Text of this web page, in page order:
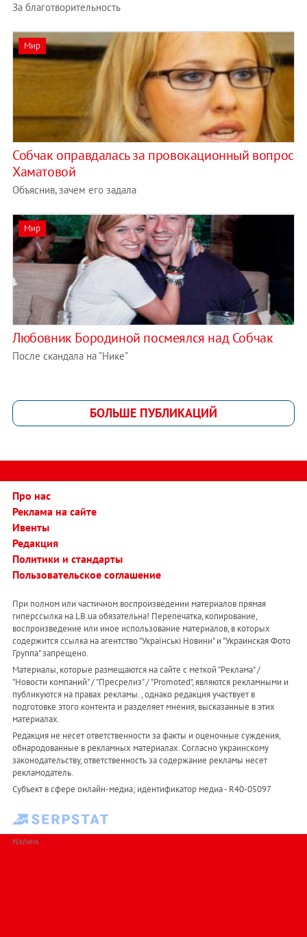
За благотворительность
Мир
Собчак оправдалась за провокационный вопрос
Хаматовой
Объяснив, зачем его задала
Мир
Любовник Бородиной посмеялся над Собчак
После скандала на "Нике"
БОЛЬШЕ ПУБЛИКАЦИЙ
Про нас
Реклама на сайте
Ивенты
Редакция
Политики и стандарты
Пользовательское соглашение
При полном или частичном воспроизведении материалов прямая
гиперссылка на LB.ua обязательна! Перепечатка, копирование,
воспроизведение или иное использование материалов, в которых
содержится ссылка на агентство "Українськi Новини" и "Украинская Фото
Группа" запрещено.
Материалы, которые размещаются на сайте с меткой "Реклама" /
"Новости компаний" / "Пресрелиз" / "Promoted", являются рекламными и
публикуются на правах рекламы. , однако редакция участвует в
подготовке этого контента и разделяет мнения, высказанные в этих
материалах.
Редакция не несет ответственности за факты и оценочные суждения,
обнародованные в рекламных материалах. Согласно украинскому
законодательству, ответственность за содержание рекламы несет
рекламодатель.
Субъект в сфере онлайн-медиа; идентификатор медиа - R40-05097
РЕКЛАМА